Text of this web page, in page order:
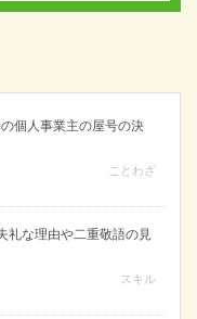
個人事業主の屋号の決
ことわざ
礼な理由や二重敬語の見
スキル